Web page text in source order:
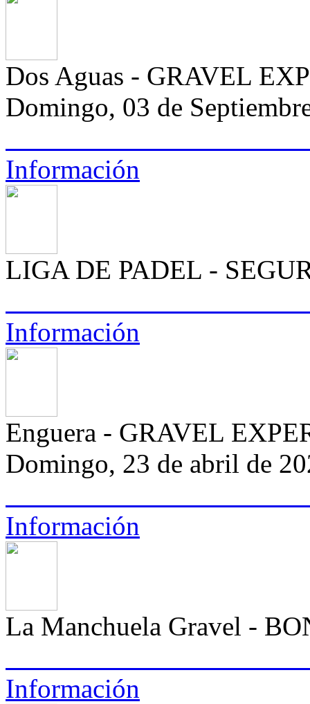
Dos Aguas - GRAVEL
Domingo, 03 de
Información
LIGA DE PADEL -
Información
Enguera - GRAVEL
Domingo, 23 de abril de
Información
La Manchuela Gravel -
Información